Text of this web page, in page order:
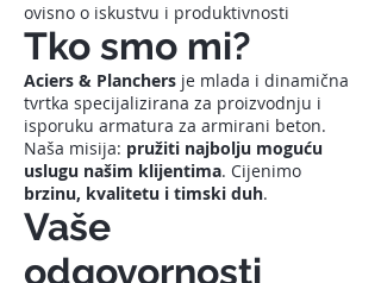
ovisno o iskustvu i produktivnosti
Tko smo mi?
Aciers & Planchers je mlada i dinamična
tvrtka specijalizirana za proizvodnju i
isporuku armatura za armirani beton.
Naša misija: pružiti najbolju moguću
uslugu našim klijentima. Cijenimo
brzinu, kvalitetu i timski duh.
Vaše
odgovornosti